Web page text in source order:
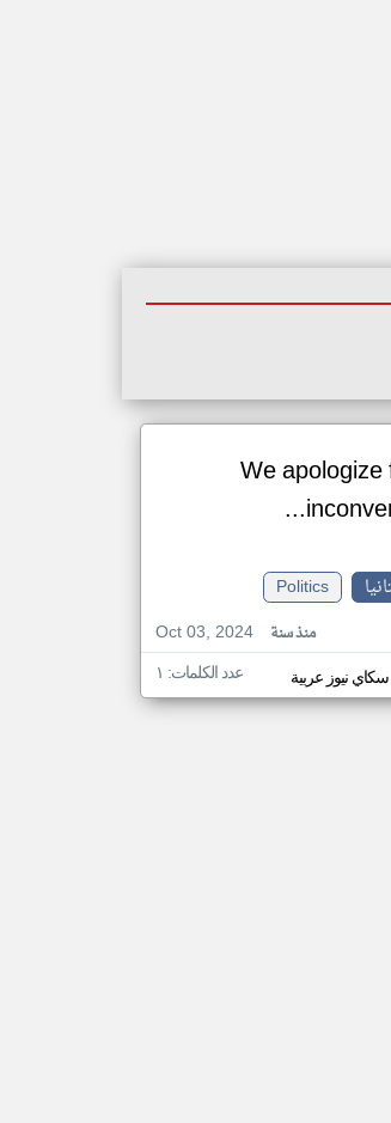
We
Politics
Oct 03, 2024
منذ سنة
سكاي نيوز عربية عدد الكلمات: ١